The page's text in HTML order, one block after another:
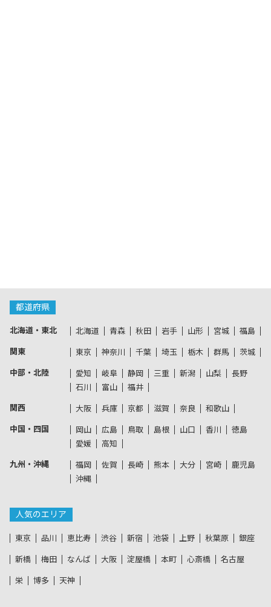
都道府県
北海道・東北 北海道 青森 秋田 岩手 山形 宮城 福島
関東 東京 神奈川 千葉 埼玉 栃木 群馬 茨城
中部・北陸 愛知 岐阜 静岡 三重 新潟 山梨
長野
石川
富山 福井
関西 大阪 兵庫 京都 滋賀 奈良 和歌山
中国・四国 岡山 広島 鳥取 島根 山口 香川
徳島
愛媛
高知
九州・沖縄 福岡 佐賀 長崎 熊本 大分 宮崎
鹿児島
沖縄
人気のエリア
東京 品川 恵比寿 渋谷 新宿 池袋 上野 秋葉原 銀座
新橋 梅田 なんば 大阪 淀屋橋 本町 心斎橋 名古屋
栄 博多 天神